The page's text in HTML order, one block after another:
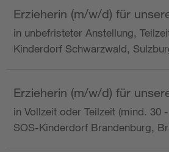
Erzieherin (m/w/d) für
in unbefristeter Anstellung,
Kinderdorf Schwarzwald,
Erzieherin (m/w/d) für
in Vollzeit oder Teilzeit (mind. 30
SOS-Kinderdorf Brandenburg,